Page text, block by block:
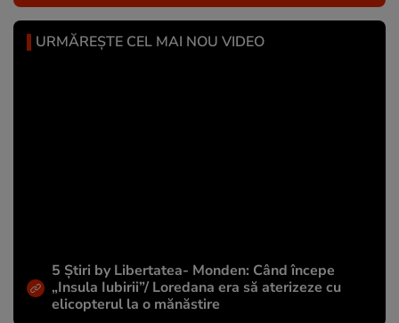
URMĂREȘTE CEL MAI NOU VIDEO
5 Știri by Libertatea- Monden: Când începe
„Insula Iubirii”/ Loredana era să aterizeze cu
elicopterul la o mănăstire